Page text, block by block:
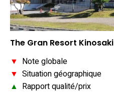
The Gran Resort Kinosaki
▼ Note globale
▼ Situation géographique
▲ Rapport qualité/prix